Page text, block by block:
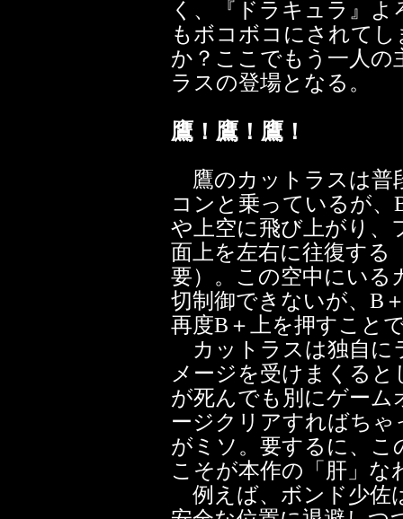
く、『ドラキュラ』
もボコボコにされて
か？ここでもう一人の
ラスの登場となる。
鷹！鷹！鷹！
鷹のカットラスは普
コンと乗っているが
や上空に飛び上がり、
面上を左右に往復する
要）。この空中にいる
切制御できないが、B
再度B＋上を押すこと
カットラスは独自に
メージを受けまくる
が死んでも別にゲー
ージクリアすればち
がミソ。要するに、こ
こそが本作の「肝」な
例えば、ボンド少佐